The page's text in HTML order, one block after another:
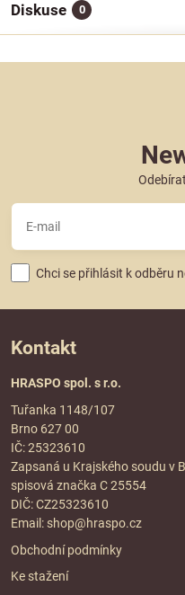
Diskuse 0
Chci se přihlásit k odběru
Kontakt
HRASPO spol. s r.o.
Tuřanka 1148/107
Brno 627 00
IČ: 25323610
Zapsaná u Krajského soudu v
spisová značka C 25554
DIČ: CZ25323610
Email: shop@hraspo.cz
Obchodní podmínky
Ke stažení